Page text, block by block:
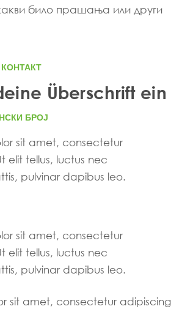
било прашања или други
Überschrift ein
БРОЈ
sit amet, consectetur
elit tellus, luctus nec
pulvinar dapibus leo.
sit amet, consectetur
elit tellus, luctus nec
pulvinar dapibus leo.
sit amet, consectetur adipiscing